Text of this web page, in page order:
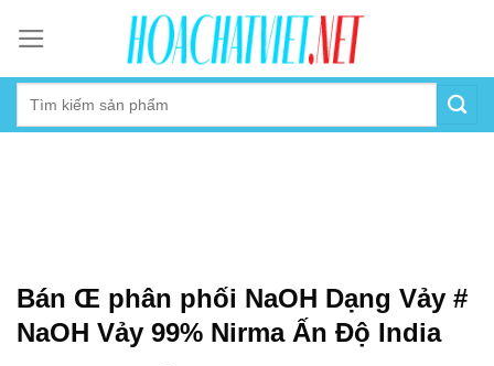
content
Bán Œ phân phối NaOH Dạng Vảy #
NaOH Vảy 99% Nirma Ấn Độ India